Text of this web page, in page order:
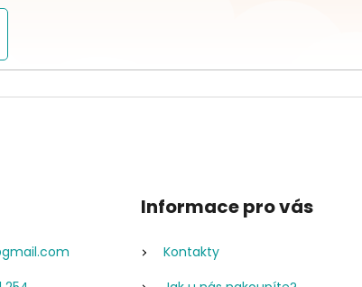
gmail.com
Informace pro vás
Kontakty